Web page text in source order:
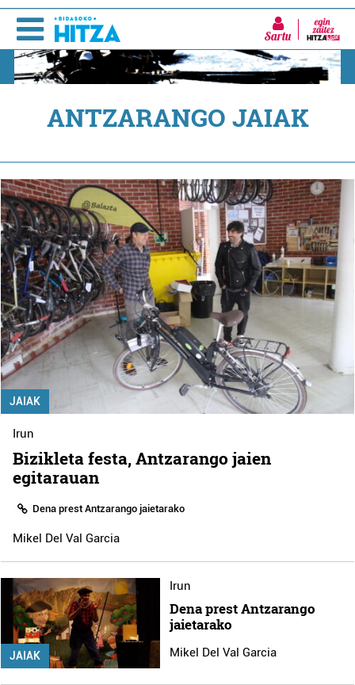
Sartu
ANTZARANGO JAIAK
JAIAK
Irun
Bizikleta festa, Antzarango jaien
egitarauan
Dena prest Antzarango jaietarako
Mikel Del Val Garcia
JAIAK
Irun
Dena prest Antzarango
jaietarako
Mikel Del Val Garcia